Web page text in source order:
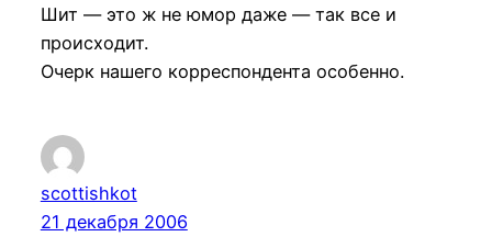
Шит — это ж не юмор даже — так все и
происходит.
Очерк нашего корреспондента особенно.
scottishkot
21 декабря 2006